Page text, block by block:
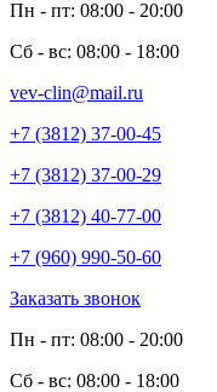
Пн - пт: 08:00 - 20:00
Сб - вс: 08:00 - 18:00
vev-clin@mail.ru
+7 (3812) 37-00-45
+7 (3812) 37-00-29
+7 (3812) 40-77-00
+7 (960) 990-50-60
Заказать звонок
Пн - пт: 08:00 - 20:00
Сб - вс: 08:00 - 18:00